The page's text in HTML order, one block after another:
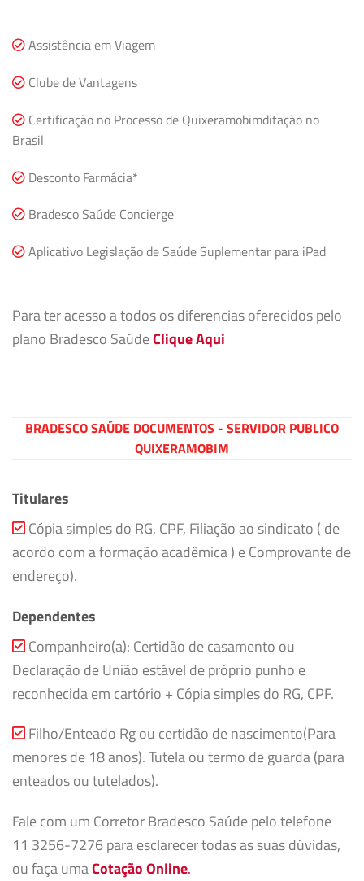
Assistência em Viagem
Clube de Vantagens
Certificação no Processo de Quixeramobimditação no
Brasil
Desconto Farmácia*
Bradesco Saúde Concierge
Aplicativo Legislação de Saúde Suplementar para iPad
Para ter acesso a todos os diferencias oferecidos pelo
plano Bradesco SaúdeClique Aqui
BRADESCO SAÚDE DOCUMENTOS - SERVIDOR PUBLICO
QUIXERAMOBIM
Titulares
Cópia simples do RG, CPF, Filiação ao sindicato ( de
acordo com a formação acadêmica ) e Comprovante de
endereço).
Dependentes
Companheiro(a): Certidão de casamento ou
Declaração de União estável de próprio punho e
reconhecida em cartório + Cópia simples do RG, CPF.
Filho/Enteado Rg ou certidão de nascimento(Para
menores de 18 anos). Tutela ou termo de guarda (para
enteados ou tutelados).
Fale com um Corretor Bradesco Saúde pelo telefone
11 3256-7276 para esclarecer todas as suas dúvidas,
ou faça umaCotação Online.